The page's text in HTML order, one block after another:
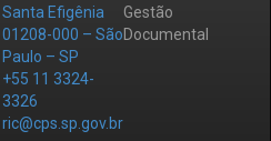
Santa Efigênia
01208-000 – São
Paulo – SP
+55 11 3324-
3326
ric@cps.sp.gov.br
Gestão
Documental